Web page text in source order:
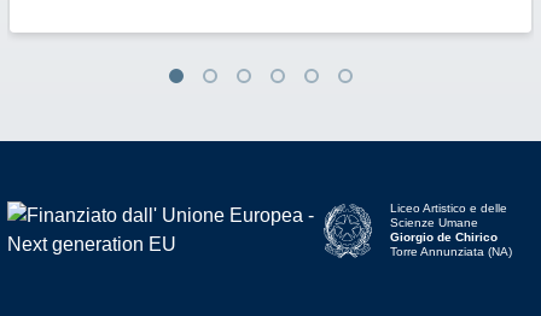
Liceo Artistico e delle
Scienze Umane
Giorgio de Chirico
Torre Annunziata (NA)